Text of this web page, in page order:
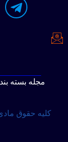
مجله بسته
کلیه حقوق